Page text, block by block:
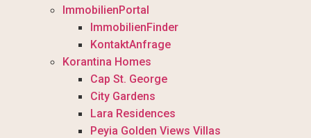
ImmobilienPortal
ImmobilienFinder
KontaktAnfrage
Korantina Homes
Cap St. George
City Gardens
Lara Residences
Peyia Golden Views Villas